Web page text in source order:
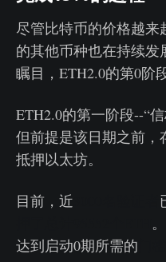
尽管比特币的价格越
的其他币种也在持续发
瞩目，ETH2.0的第0阶
ETH2.0的第一阶段--“
但前提是该日期之前，
抵押以太坊。
目前，近
达到启动0期所需的